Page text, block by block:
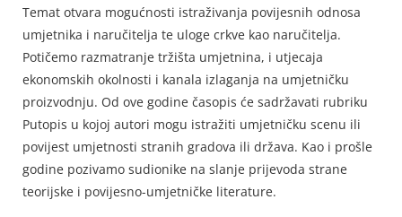
Temat otvara mogućnosti istraživanja povijesnih odnosa
umjetnika i naručitelja te uloge crkve kao naručitelja.
Potičemo razmatranje tržišta umjetnina, i utjecaja
ekonomskih okolnosti i kanala izlaganja na umjetničku
proizvodnju. Od ove godine časopis će sadržavati rubriku
Putopis u kojoj autori mogu istražiti umjetničku scenu ili
povijest umjetnosti stranih gradova ili država. Kao i prošle
godine pozivamo sudionike na slanje prijevoda strane
teorijske i povijesno-umjetničke literature.